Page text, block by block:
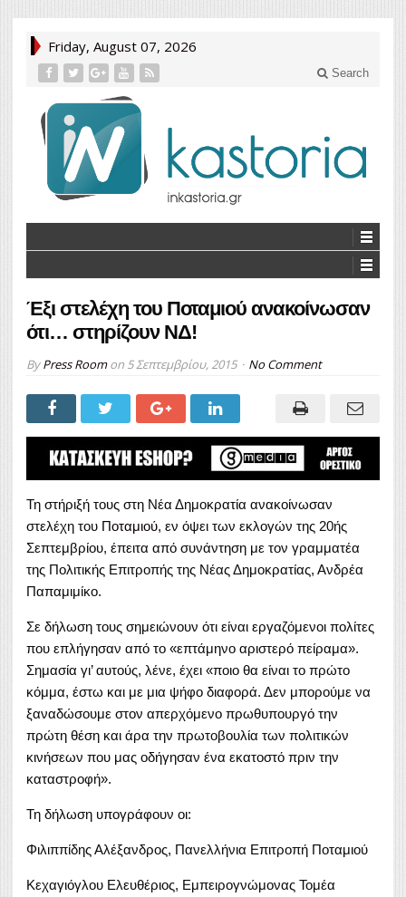
Friday, August 07, 2026
Search
Έξι στελέχη του Ποταμιού ανακοίνωσαν
ότι… στηρίζουν ΝΔ!
ByPress Roomon 5 Σεπτεμβρίου, 2015 No Comment
Τη στήριξή τους στη Νέα Δημοκρατία ανακοίνωσαν
στελέχη του Ποταμιού, εν όψει των εκλογών της 20ής
Σεπτεμβρίου, έπειτα από συνάντηση με τον γραμματέα
της Πολιτικής Επιτροπής της Νέας Δημοκρατίας, Ανδρέα
Παπαμιμίκο.
Σε δήλωση τους σημειώνουν ότι είναι εργαζόμενοι πολίτες
που επλήγησαν από το «επτάμηνο αριστερό πείραμα».
Σημασία γι’ αυτούς, λένε, έχει «ποιο θα είναι το πρώτο
κόμμα, έστω και με μια ψήφο διαφορά. Δεν μπορούμε να
ξαναδώσουμε στον απερχόμενο πρωθυπουργό την
πρώτη θέση και άρα την πρωτοβουλία των πολιτικών
κινήσεων που μας οδήγησαν ένα εκατοστό πριν την
καταστροφή».
Τη δήλωση υπογράφουν οι:
Φιλιππίδης Αλέξανδρος, Πανελλήνια Επιτροπή Ποταμιού
Κεχαγιόγλου Ελευθέριος, Εμπειρογνώμονας Τομέα